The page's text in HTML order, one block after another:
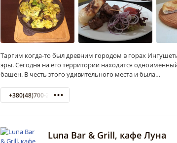
Таргим когда-то был древним городом в горах
эры. Сегодня на его территории находится
башен. В честь этого удивительного места и была…
+380(48)700-28-91
Luna Bar & Grill, кафе Луна